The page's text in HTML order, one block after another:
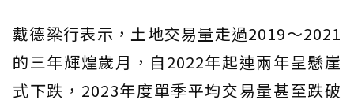
戴德梁行表示，土地交易量走過2019～2021
的三年輝煌歲月，自2022年起連兩年呈懸崖
式下跌，2023年度單季平均交易量甚至跌破